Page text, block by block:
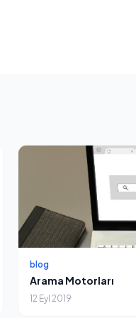
blog
Arama Motorları
12 Eyl 2019